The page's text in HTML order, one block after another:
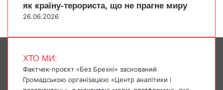
як країну-терориста, що не прагне миру
26.06.2026
ХТО МИ:
Фактчек-проєкт «Без Брехні» заснований
Громадською організацією «Центр аналітики і